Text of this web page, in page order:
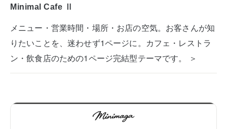
Minimal Cafe Ⅱ
メニュー・営業時間・場所・お店の空気。お客さんが知
りたいことを、迷わせず1ページに。カフェ・レストラ
ン・飲食店のための1ページ完結型テーマです。 ＞